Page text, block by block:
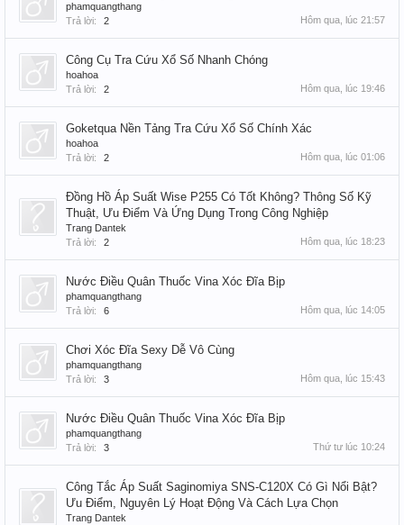
phamquangthang
Trả lời:
2 Hôm qua, lúc 21:57
Công Cụ Tra Cứu Xổ Số Nhanh Chóng
hoahoa
Trả lời:
2 Hôm qua, lúc 19:46
Goketqua Nền Tảng Tra Cứu Xổ Số Chính Xác
hoahoa
Trả lời:
2 Hôm qua, lúc 01:06
Đồng Hồ Áp Suất Wise P255 Có Tốt Không? Thông Số Kỹ
Thuật, Ưu Điểm Và Ứng Dụng Trong Công Nghiệp
Trang Dantek
Trả lời:
2 Hôm qua, lúc 18:23
Nước Điều Quân Thuốc Vina Xóc Đĩa Bịp
phamquangthang
Trả lời:
6 Hôm qua, lúc 14:05
Chơi Xóc Đĩa Sexy Dễ Vô Cùng
phamquangthang
Trả lời:
3 Hôm qua, lúc 15:43
Nước Điều Quân Thuốc Vina Xóc Đĩa Bịp
phamquangthang
Trả lời:
3 Thứ tư lúc 10:24
Công Tắc Áp Suất Saginomiya SNS-C120X Có Gì Nổi Bật?
Ưu Điểm, Nguyên Lý Hoạt Động Và Cách Lựa Chọn
Trang Dantek